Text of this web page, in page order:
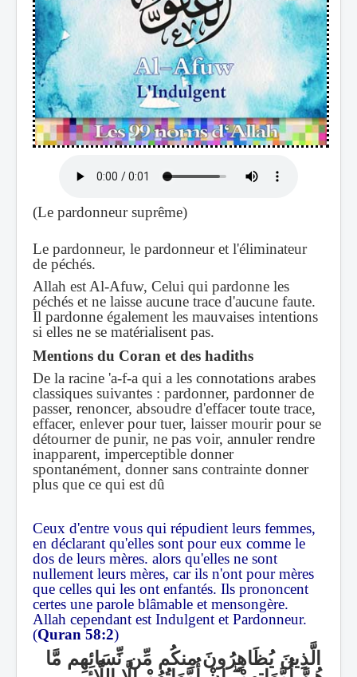
(Le pardonneur suprême)
Le pardonneur, le pardonneur et l'éliminateur
de péchés.
Allah est Al-Afuw, Celui qui pardonne les
péchés et ne laisse aucune trace d'aucune faute.
Il pardonne également les mauvaises intentions
si elles ne se matérialisent pas.
Mentions du Coran et des hadiths
De la racine 'a-f-a qui a les connotations arabes
classiques suivantes : pardonner, pardonner de
passer, renoncer, absoudre d'effacer toute trace,
effacer, enlever pour tuer, laisser mourir pour se
détourner de punir, ne pas voir, annuler rendre
inapparent, imperceptible donner
spontanément, donner sans contrainte donner
plus que ce qui est dû
Ceux d'entre vous qui répudient leurs femmes,
en déclarant qu'elles sont pour eux comme le
dos de leurs mères. alors qu'elles ne sont
nullement leurs mères, car ils n'ont pour mères
que celles qui les ont enfantés. Ils prononcent
certes une parole blâmable et mensongère.
Allah cependant est Indulgent et Pardonneur.
(Quran 58:2)
الَّذِينَ يُظَاهِرُونَ مِنكُم مِّن نِّسَائِهِم مَّا